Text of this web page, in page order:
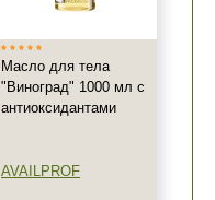
Масло для тела
"Виноград" 1000 мл с
антиоксидантами
AVAILPROF